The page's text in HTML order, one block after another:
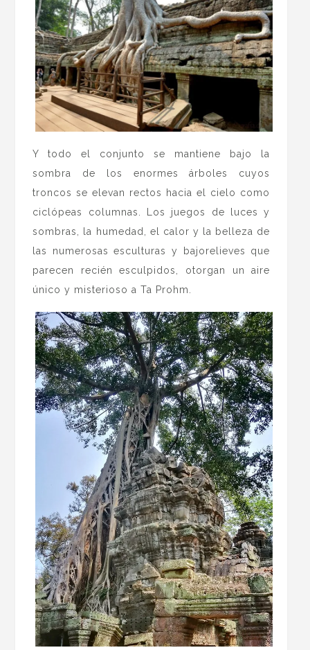
Y todo el conjunto se mantiene bajo la
sombra de los enormes árboles cuyos
troncos se elevan rectos hacia el cielo como
ciclópeas columnas. Los juegos de luces y
sombras, la humedad, el calor y la belleza de
las numerosas esculturas y bajorelieves que
parecen recién esculpidos, otorgan un aire
único y misterioso a Ta Prohm.